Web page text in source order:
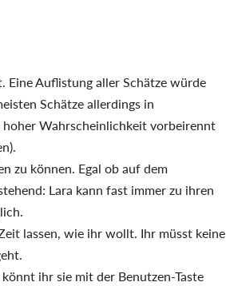
Eine Auflistung aller Schätze würde
Schätze allerdings in
hoher Wahrscheinlichkeit vorbeirennt
zu können. Egal ob auf dem
Lara kann fast immer zu ihren
lassen, wie ihr wollt. Ihr müsst keine
ihr sie mit der Benutzen-Taste